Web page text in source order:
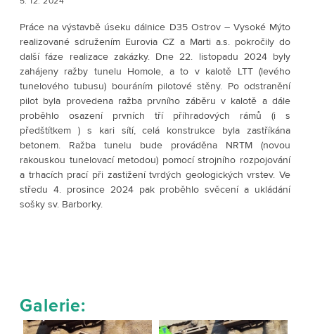
Práce na výstavbě úseku dálnice D35 Ostrov – Vysoké Mýto
realizované sdružením Eurovia CZ a Marti a.s. pokročily do
další fáze realizace zakázky. Dne 22. listopadu 2024 byly
zahájeny ražby tunelu Homole, a to v kalotě LTT (levého
tunelového tubusu) bouráním pilotové stěny. Po odstranění
pilot byla provedena ražba prvního záběru v kalotě a dále
proběhlo osazení prvních tří příhradových rámů (i s
předštítkem ) s kari sítí, celá konstrukce byla zastříkána
betonem. Ražba tunelu bude prováděna NRTM (novou
rakouskou tunelovací metodou) pomocí strojního rozpojování
a trhacích prací při zastižení tvrdých geologických vrstev. Ve
středu 4. prosince 2024 pak proběhlo svěcení a ukládání
sošky sv. Barborky.
Galerie: